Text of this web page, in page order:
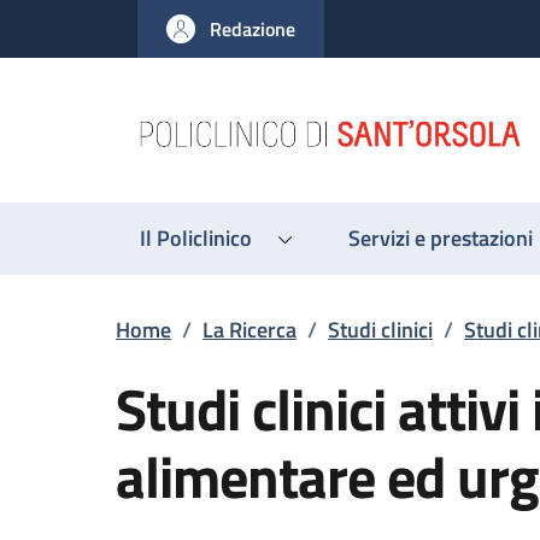
al contenuto principale
to footer content
Redazione
Il Policlinico Servizi e prestazioni
Briciole di pane
Home / La Ricerca / Studi clinici / Studi
Studi clinici
alimentare ed